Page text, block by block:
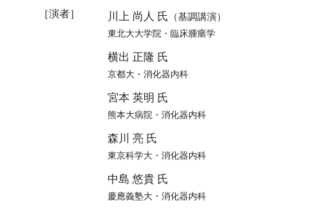
［演者］ 川上 尚人 氏 （基調講演）
東北大大学院・臨床腫瘍学
横出 正隆 氏
京都大・消化器内科
宮本 英明 氏
熊本大病院・消化器内科
森川 亮 氏
東京科学大・消化器内科
中島 悠貴 氏
慶應義塾大・消化器内科